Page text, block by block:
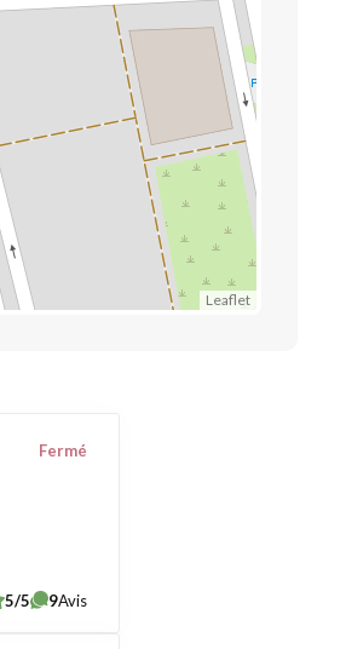
Leaflet
Fermé
5/5 9Avis